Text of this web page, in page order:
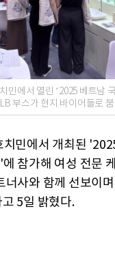
민에서 열린 ‘2025 베트남
부스가 현지 바이어들로
치민에서 개최된
참가해 여성 전문
너사와 함께 선보이
5일 밝혔다.